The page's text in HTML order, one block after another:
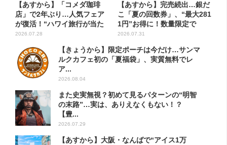
【あすから】「コメダ珈琲
店」で2年ぶり…人気フェア
が復活！“ハワイ旅行が当た
る”...
2026.07.28
【あすから】完売続出…銀だ
こ「夏の回数券」、“最大281
1円”お得に！数量限定で
2026.07.31
【きょうから】限定ポーチは今だけ…サンマ
ルクカフェ初の「夏福袋」、実質無料でレ
ア...
2026.08.04
また史実無視？初めて見るパターンの“明智
の末路”…実は、ありえなくもない！？
【豊...
2026.07.29
【あすから】大阪・なんばで“アイス1万